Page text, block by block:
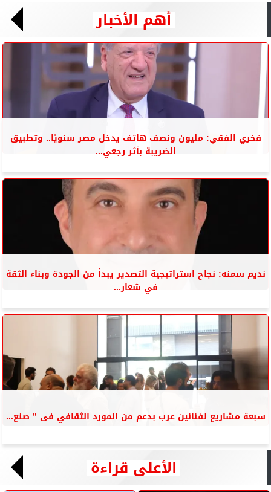
أهم الأخبار
فخري الفقي: مليون ونصف هاتف يدخل مصر سنويًا.. وتطبيق
الضريبة بأثر رجعي...
نديم سمنه: نجاح استراتيجية التصدير يبدأ من الجودة وبناء الثقة
في شعار...
سبعة مشاريع لفنانين عرب بدعم من المورد الثقافي فى ” صنع...
الأعلى قراءة